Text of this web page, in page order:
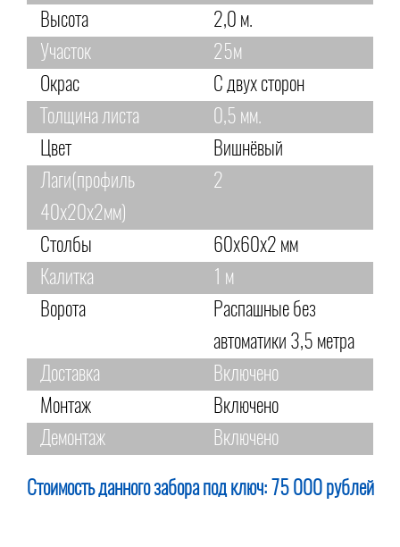
Высота
2,0 м.
Участок
25м
Окрас
С двух сторон
Толщина листа
0,5 мм.
Цвет
Вишнёвый
Лаги(профиль
40х20х2мм)
2
Столбы
60х60х2 мм
Калитка
1 м
Ворота
Распашные без
автоматики 3,5 метра
Доставка
Включено
Монтаж
Включено
Демонтаж
Включено
Стоимость данного забора под ключ: 75 000 рублей